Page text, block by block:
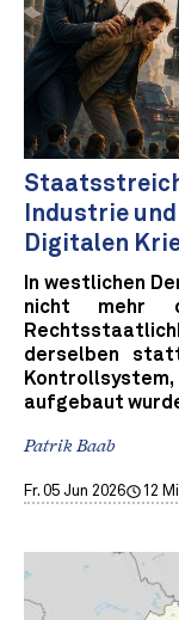
Industrie
Digitalen
In westlichen
nicht mehr
derselben
aufgebaut
Patrik Baab
Fr. 05 Jun 2026 12